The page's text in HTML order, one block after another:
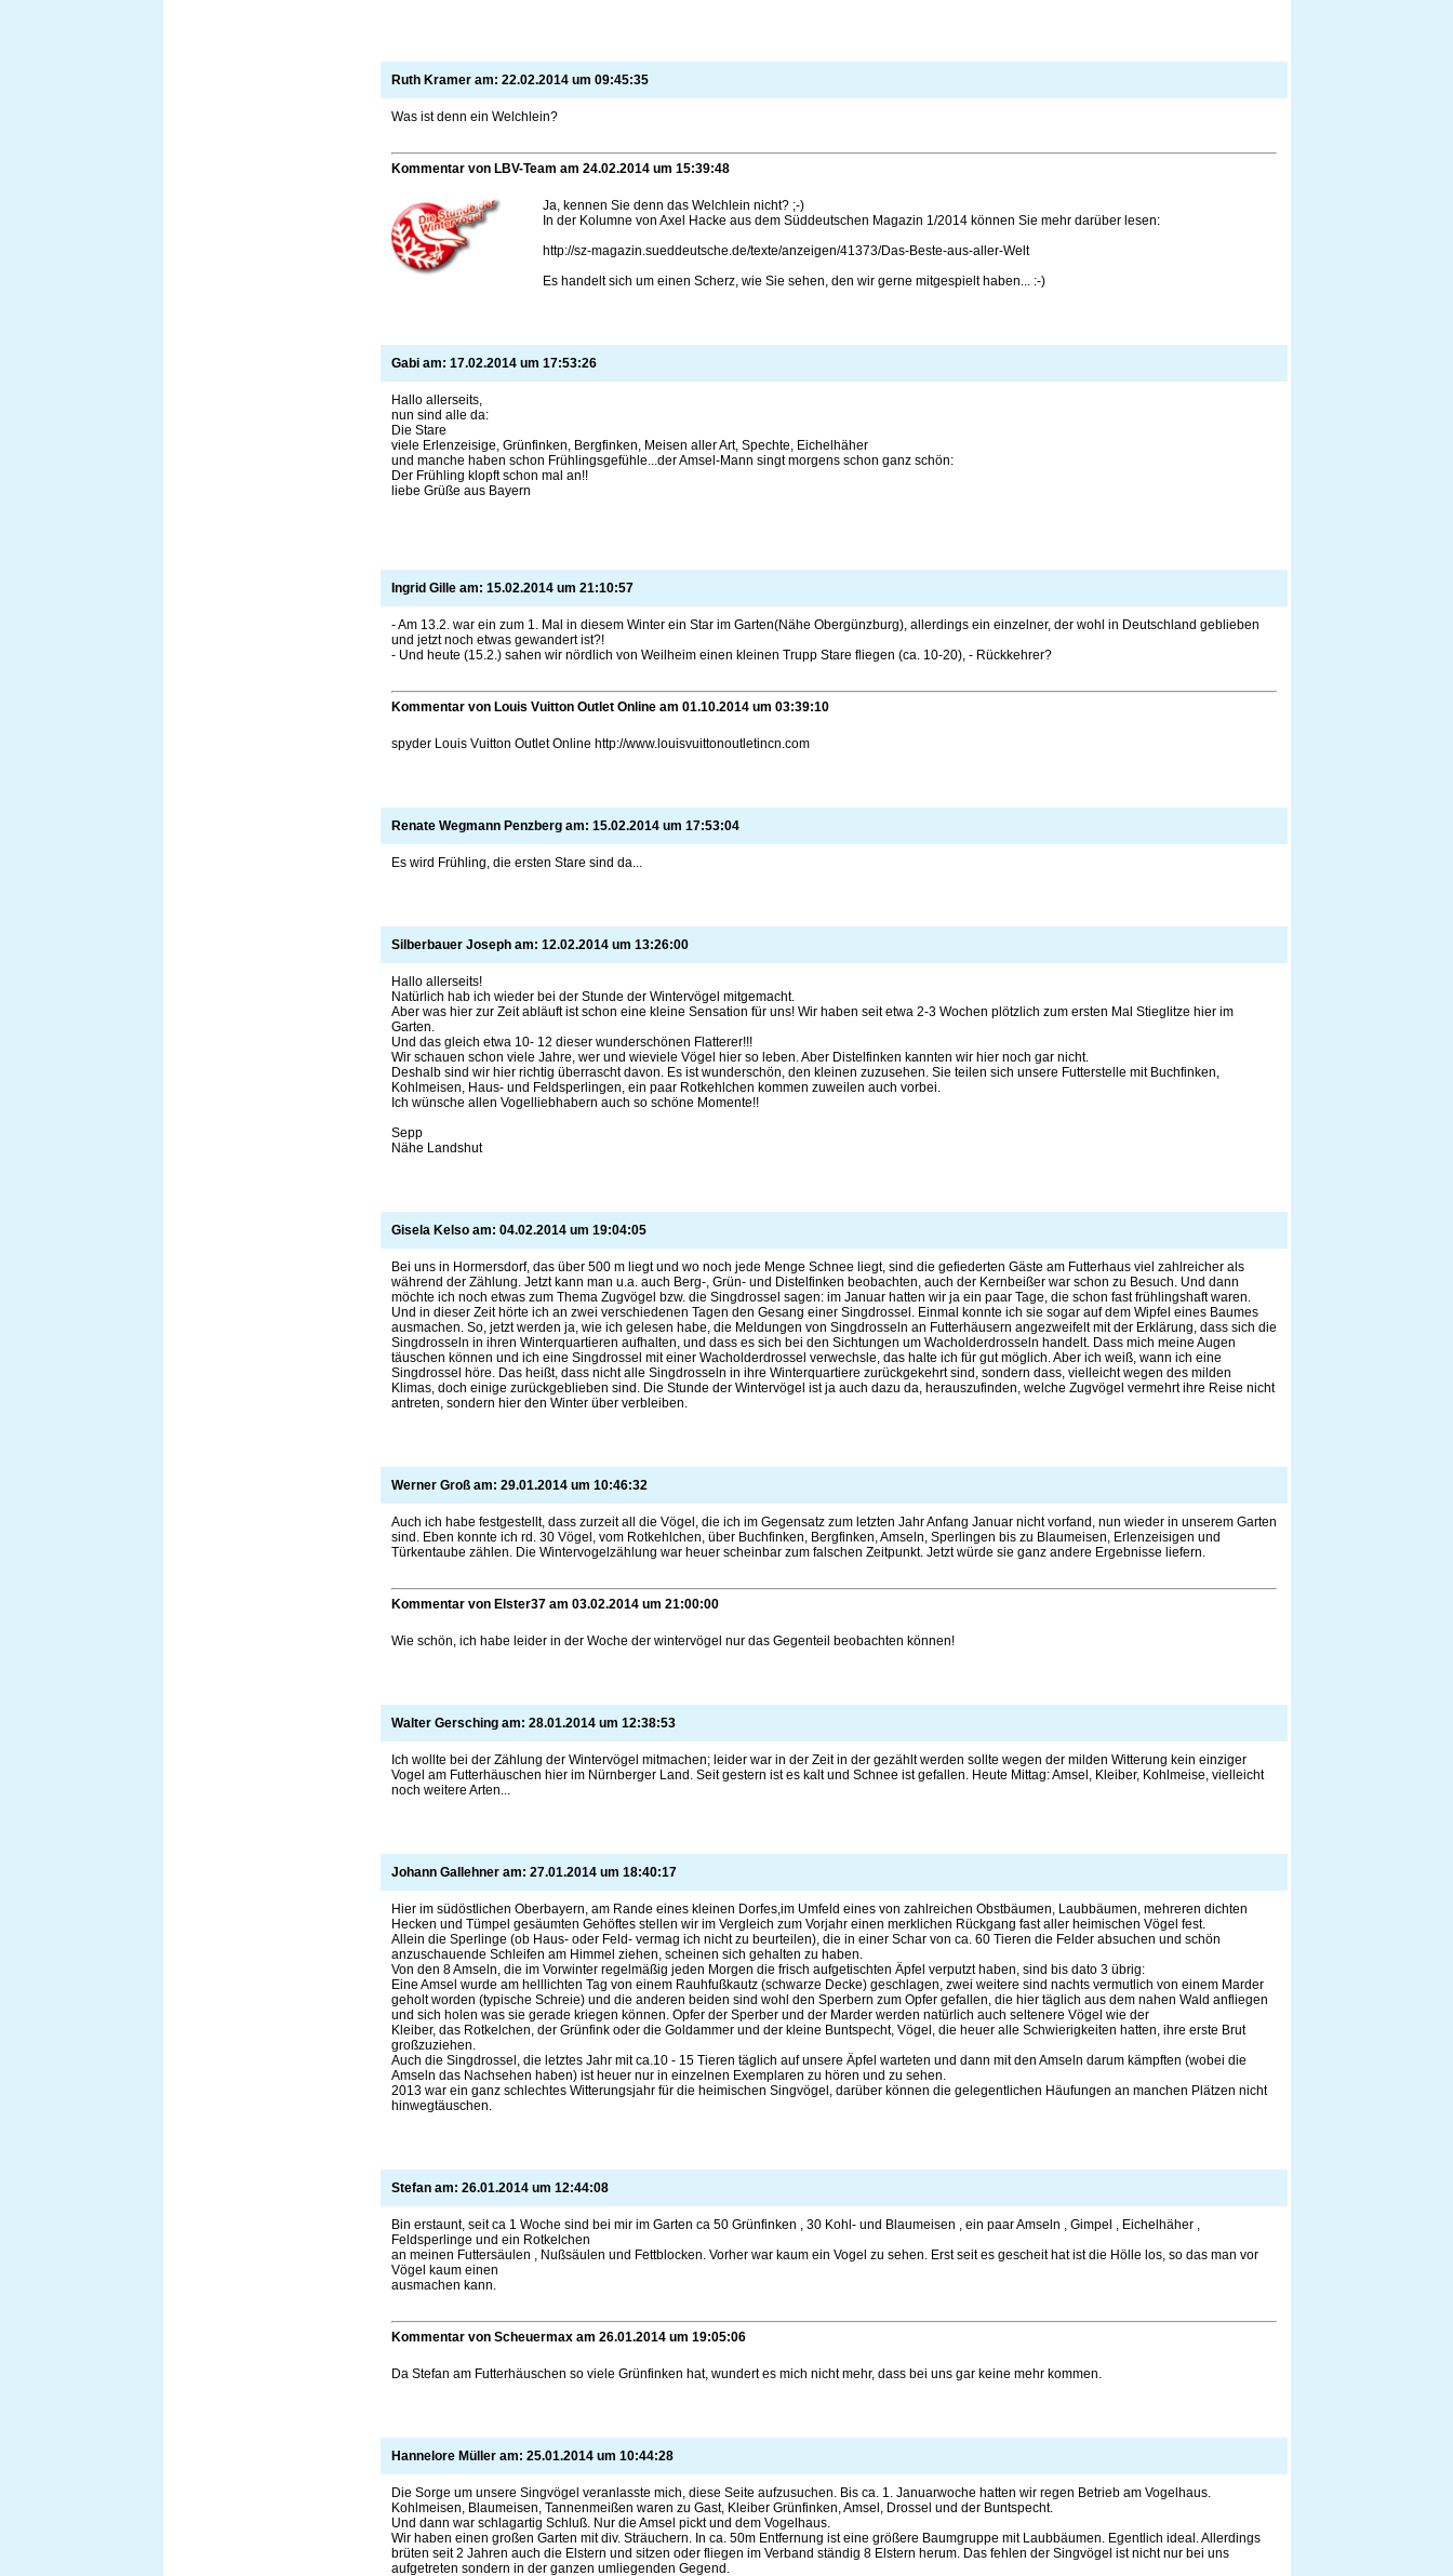
Ruth Kramer am: 22.02.2014um 09:45:35
Was ist denn ein Welchlein?
Kommentar von LBV-Team am 24.02.2014um 15:39:48
Ja, kennen Sie denn das Welchlein nicht? ;-)
In der Kolumne von Axel Hacke aus dem Süddeutschen Magazin 1/2014 können Sie mehr darüber lesen:
http://sz-magazin.sueddeutsche.de/texte/anzeigen/41373/Das-Beste-aus-aller-Welt
Es handelt sich um einen Scherz, wie Sie sehen, den wir gerne mitgespielt haben... :-)
Gabi am: 17.02.2014um 17:53:26
Hallo allerseits,
nun sind alle da:
Die Stare
viele Erlenzeisige, Grünfinken, Bergfinken, Meisen aller Art, Spechte, Eichelhäher
und manche haben schon Frühlingsgefühle...der Amsel-Mann singt morgens schon ganz schön:
Der Frühling klopft schon mal an!!
liebe Grüße aus Bayern
Ingrid Gille am: 15.02.2014um 21:10:57
- Am 13.2. war ein zum 1. Mal in diesem Winter ein Star im Garten(Nähe Obergünzburg), allerdings ein einzelner, der wohl in Deutschland geblieben
und jetzt noch etwas gewandert ist?!
- Und heute (15.2.) sahen wir nördlich von Weilheim einen kleinen Trupp Stare fliegen (ca. 10-20), - Rückkehrer?
Kommentar von Louis Vuitton Outlet Online am 01.10.2014um 03:39:10
spyder Louis Vuitton Outlet Online http://www.louisvuittonoutletincn.com
Renate Wegmann Penzberg am: 15.02.2014um 17:53:04
Es wird Frühling, die ersten Stare sind da...
Silberbauer Joseph am: 12.02.2014um 13:26:00
Hallo allerseits!
Natürlich hab ich wieder bei der Stunde der Wintervögel mitgemacht.
Aber was hier zur Zeit abläuft ist schon eine kleine Sensation für uns! Wir haben seit etwa 2-3 Wochen plötzlich zum ersten Mal Stieglitze hier im
Garten.
Und das gleich etwa 10- 12 dieser wunderschönen Flatterer!!!
Wir schauen schon viele Jahre, wer und wieviele Vögel hier so leben. Aber Distelfinken kannten wir hier noch gar nicht.
Deshalb sind wir hier richtig überrascht davon. Es ist wunderschön, den kleinen zuzusehen. Sie teilen sich unsere Futterstelle mit Buchfinken,
Kohlmeisen, Haus- und Feldsperlingen, ein paar Rotkehlchen kommen zuweilen auch vorbei.
Ich wünsche allen Vogelliebhabern auch so schöne Momente!!
Sepp
Nähe Landshut
Gisela Kelso am: 04.02.2014um 19:04:05
Bei uns in Hormersdorf, das über 500 m liegt und wo noch jede Menge Schnee liegt, sind die gefiederten Gäste am Futterhaus viel zahlreicher als
während der Zählung. Jetzt kann man u.a. auch Berg-, Grün- und Distelfinken beobachten, auch der Kernbeißer war schon zu Besuch. Und dann
möchte ich noch etwas zum Thema Zugvögel bzw. die Singdrossel sagen: im Januar hatten wir ja ein paar Tage, die schon fast frühlingshaft waren.
Und in dieser Zeit hörte ich an zwei verschiedenen Tagen den Gesang einer Singdrossel. Einmal konnte ich sie sogar auf dem Wipfel eines Baumes
ausmachen. So, jetzt werden ja, wie ich gelesen habe, die Meldungen von Singdrosseln an Futterhäusern angezweifelt mit der Erklärung, dass sich die
Singdrosseln in ihren Winterquartieren aufhalten, und dass es sich bei den Sichtungen um Wacholderdrosseln handelt. Dass mich meine Augen
täuschen können und ich eine Singdrossel mit einer Wacholderdrossel verwechsle, das halte ich für gut möglich. Aber ich weiß, wann ich eine
Singdrossel höre. Das heißt, dass nicht alle Singdrosseln in ihre Winterquartiere zurückgekehrt sind, sondern dass, vielleicht wegen des milden
Klimas, doch einige zurückgeblieben sind. Die Stunde der Wintervögel ist ja auch dazu da, herauszufinden, welche Zugvögel vermehrt ihre Reise nicht
antreten, sondern hier den Winter über verbleiben.
Werner Groß am: 29.01.2014um 10:46:32
Auch ich habe festgestellt, dass zurzeit all die Vögel, die ich im Gegensatz zum letzten Jahr Anfang Januar nicht vorfand, nun wieder in unserem Garten
sind. Eben konnte ich rd. 30 Vögel, vom Rotkehlchen, über Buchfinken, Bergfinken, Amseln, Sperlingen bis zu Blaumeisen, Erlenzeisigen und
Türkentaube zählen. Die Wintervogelzählung war heuer scheinbar zum falschen Zeitpunkt. Jetzt würde sie ganz andere Ergebnisse liefern.
Kommentar von Elster37 am 03.02.2014um 21:00:00
Wie schön, ich habe leider in der Woche der wintervögel nur das Gegenteil beobachten können!
Walter Gersching am: 28.01.2014um 12:38:53
Ich wollte bei der Zählung der Wintervögel mitmachen; leider war in der Zeit in der gezählt werden sollte wegen der milden Witterung kein einziger
Vogel am Futterhäuschen hier im Nürnberger Land. Seit gestern ist es kalt und Schnee ist gefallen. Heute Mittag: Amsel, Kleiber, Kohlmeise, vielleicht
noch weitere Arten...
Johann Gallehner am: 27.01.2014um 18:40:17
Hier im südöstlichen Oberbayern, am Rande eines kleinen Dorfes,im Umfeld eines von zahlreichen Obstbäumen, Laubbäumen, mehreren dichten
Hecken und Tümpel gesäumten Gehöftes stellen wir im Vergleich zum Vorjahr einen merklichen Rückgang fast aller heimischen Vögel fest.
Allein die Sperlinge (ob Haus- oder Feld- vermag ich nicht zu beurteilen), die in einer Schar von ca. 60 Tieren die Felder absuchen und schön
anzuschauende Schleifen am Himmel ziehen, scheinen sich gehalten zu haben.
Von den 8 Amseln, die im Vorwinter regelmäßig jeden Morgen die frisch aufgetischten Äpfel verputzt haben, sind bis dato 3 übrig:
Eine Amsel wurde am helllichten Tag von einem Rauhfußkautz (schwarze Decke) geschlagen, zwei weitere sind nachts vermutlich von einem Marder
geholt worden (typische Schreie) und die anderen beiden sind wohl den Sperbern zum Opfer gefallen, die hier täglich aus dem nahen Wald anfliegen
und sich holen was sie gerade kriegen können. Opfer der Sperber und der Marder werden natürlich auch seltenere Vögel wie der
Kleiber, das Rotkelchen, der Grünfink oder die Goldammer und der kleine Buntspecht, Vögel, die heuer alle Schwierigkeiten hatten, ihre erste Brut
großzuziehen.
Auch die Singdrossel, die letztes Jahr mit ca.10 - 15 Tieren täglich auf unsere Äpfel warteten und dann mit den Amseln darum kämpften (wobei die
Amseln das Nachsehen haben) ist heuer nur in einzelnen Exemplaren zu hören und zu sehen.
2013 war ein ganz schlechtes Witterungsjahr für die heimischen Singvögel, darüber können die gelegentlichen Häufungen an manchen Plätzen nicht
hinwegtäuschen.
Stefan am: 26.01.2014um 12:44:08
Bin erstaunt, seit ca 1 Woche sind bei mir im Garten ca 50 Grünfinken , 30 Kohl- und Blaumeisen , ein paar Amseln , Gimpel , Eichelhäher ,
Feldsperlinge und ein Rotkelchen
an meinen Futtersäulen , Nußsäulen und Fettblocken. Vorher war kaum ein Vogel zu sehen. Erst seit es gescheit hat ist die Hölle los, so das man vor
Vögel kaum einen
ausmachen kann.
Kommentar von Scheuermax am 26.01.2014um 19:05:06
Da Stefan am Futterhäuschen so viele Grünfinken hat, wundert es mich nicht mehr, dass bei uns gar keine mehr kommen.
Hannelore Müller am: 25.01.2014um 10:44:28
Die Sorge um unsere Singvögel veranlasste mich, diese Seite aufzusuchen. Bis ca. 1. Januarwoche hatten wir regen Betrieb am Vogelhaus.
Kohlmeisen, Blaumeisen, Tannenmeißen waren zu Gast, Kleiber Grünfinken, Amsel, Drossel und der Buntspecht.
Und dann war schlagartig Schluß. Nur die Amsel pickt und dem Vogelhaus.
Wir haben einen großen Garten mit div. Sträuchern. In ca. 50m Entfernung ist eine größere Baumgruppe mit Laubbäumen. Egentlich ideal. Allerdings
brüten seit 2 Jahren auch die Elstern und sitzen oder fliegen im Verband ständig 8 Elstern herum. Das fehlen der Singvögel ist nicht nur bei uns
aufgetreten sondern in der ganzen umliegenden Gegend.